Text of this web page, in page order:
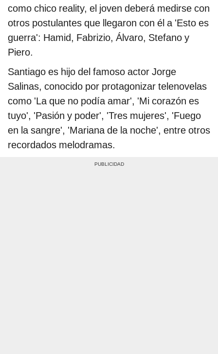
como chico reality, el joven deberá medirse con
otros postulantes que llegaron con él a 'Esto es
guerra': Hamid, Fabrizio, Álvaro, Stefano y
Piero.
Santiago es hijo del famoso actor Jorge
Salinas, conocido por protagonizar telenovelas
como 'La que no podía amar', 'Mi corazón es
tuyo', 'Pasión y poder', 'Tres mujeres', 'Fuego
en la sangre', 'Mariana de la noche', entre otros
recordados melodramas.